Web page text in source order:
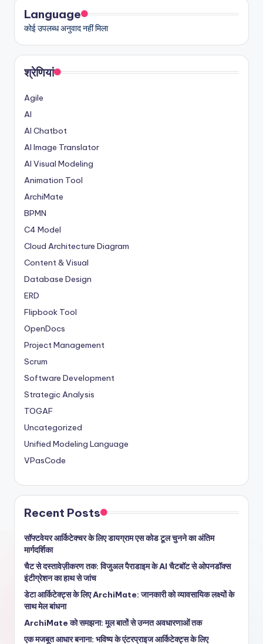
Language
कोई उपलब्ध अनुवाद नहीं मिला
श्रेणियां
Agile
AI
AI Chatbot
AI Image Translator
AI Visual Modeling
Animation Tool
ArchiMate
BPMN
C4 Model
Cloud Architecture Diagram
Content & Visual
Database Design
ERD
Flipbook Tool
OpenDocs
Project Management
Scrum
Software Development
Strategic Analysis
TOGAF
Uncategorized
Unified Modeling Language
VPasCode
Recent Posts
सॉफ्टवेयर आर्किटेक्चर के लिए डायग्राम एस कोड टूल चुनने का अंतिम
मार्गदर्शिका
चैट से दस्तावेज़ीकरण तक: विजुअल पैराडाइम के AI चैटबॉट से ओपनडॉक्स
इंटीग्रेशन का हाथ से जांच
डेटा आर्किटेक्ट्स के लिए ArchiMate: जानकारी को व्यावसायिक लक्ष्यों के
साथ मेल बांधना
ArchiMate को समझना: मूल बातों से उन्नत अवधारणाओं तक
एक मजबूत आधार बनाना: भविष्य के एंटरप्राइज आर्किटेक्ट्स के लिए